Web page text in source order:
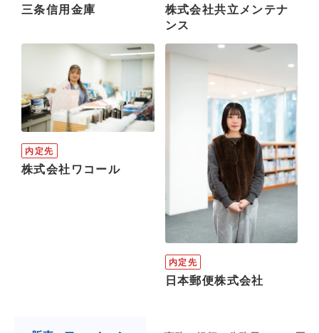
三条信用金庫
株式会社共立メンテナ
ンス
内定先
株式会社ワコール
内定先
日本郵便株式会社